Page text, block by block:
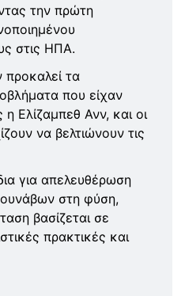
την πρώτη
στις ΗΠΑ.
τα
που είχαν
Ελίζαμπεθ Ανν, και οι
να βελτιώνουν τις
για απελευθέρωση
στη φύση,
βασίζεται σε
πρακτικές και